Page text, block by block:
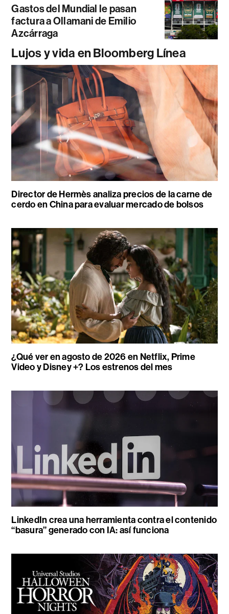
Gastos del Mundial le pasan
factura a Ollamani de Emilio
Azcárraga
Lujos y vida en Bloomberg Línea
Director de Hermès analiza precios de la carne de
cerdo en China para evaluar mercado de bolsos
¿Qué ver en agosto de 2026 en Netflix, Prime
Video y Disney +? Los estrenos del mes
LinkedIn crea una herramienta contra el contenido
“basura” generado con IA: así funciona